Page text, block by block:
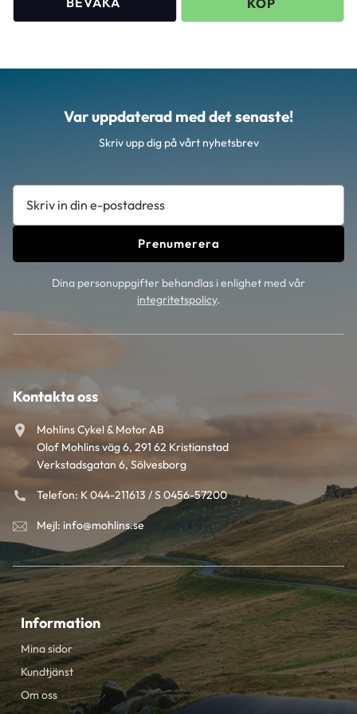
Var uppdaterad med det senaste!
Skriv upp dig på vårt nyhetsbrev
Prenumerera
Dina personuppgifter behandlas i enlighet med vår
integritetspolicy.
Kontakta oss
Mohlins Cykel & Motor AB
Olof Mohlins väg 6, 291 62 Kristianstad
Verkstadsgatan 6, Sölvesborg
Telefon: K 044-211613 / S 0456-57200
Mejl: info@mohlins.se
Information
Mina sidor
Kundtjänst
Om oss